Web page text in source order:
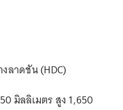
ลาดชัน (HDC)
มิลลิเมตร สูง 1,650